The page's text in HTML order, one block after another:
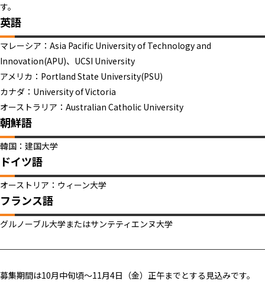
す。
英語
マレーシア：Asia Pacific University of Technology and
Innovation(APU)、UCSI University
アメリカ：Portland State University(PSU)
カナダ：University of Victoria
オーストラリア：Australian Catholic University
朝鮮語
韓国：建国大学
ドイツ語
オーストリア：ウィーン大学
フランス語
グルノーブル大学またはサンテティエンヌ大学
募集期間は10月中旬頃～11月4日（金）正午までとする見込みです。